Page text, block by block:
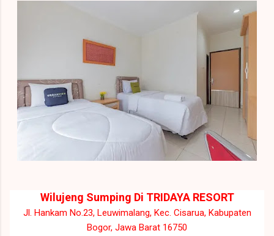
Wilujeng Sumping Di TRIDAYA RESORT
Jl. Hankam No.23, Leuwimalang, Kec. Cisarua, Kabupaten
Bogor, Jawa Barat 16750